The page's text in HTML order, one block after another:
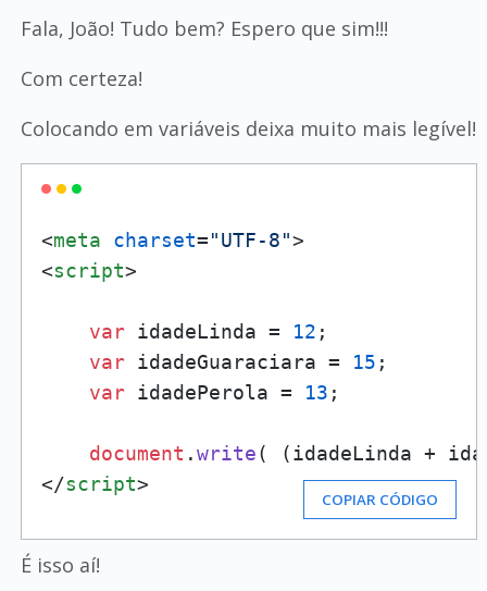
Fala, João! Tudo bem? Espero que sim!!!
Com certeza!
Colocando em variáveis deixa muito mais legível!
<meta charset="UTF-8">
<script>
var idadeLinda = 12 ;
var idadeGuaraciara = 15 ;
var idadePerola = 13 ;
document .write( (idadeLinda +
</script>
COPIAR CÓDIGO
É isso aí!